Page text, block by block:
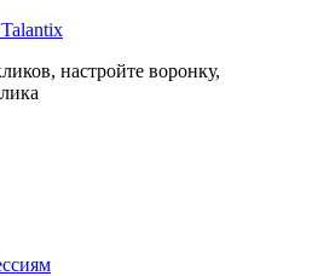
настройте воронку,